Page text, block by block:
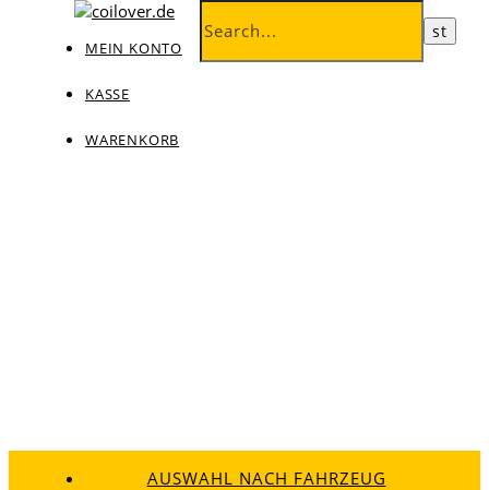
MEIN KONTO
KASSE
WARENKORB
AUSWAHL NACH FAHRZEUG